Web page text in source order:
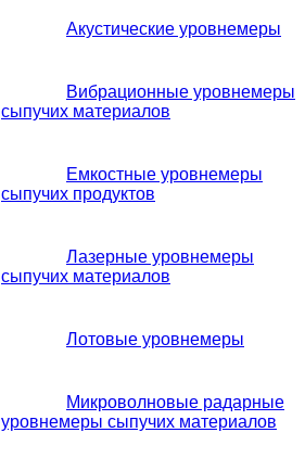
Акустические уровнемеры
Вибрационные уровнемеры
сыпучих материалов
Емкостные уровнемеры
сыпучих продуктов
Лазерные уровнемеры
сыпучих материалов
Лотовые уровнемеры
Микроволновые радарные
уровнемеры сыпучих материалов